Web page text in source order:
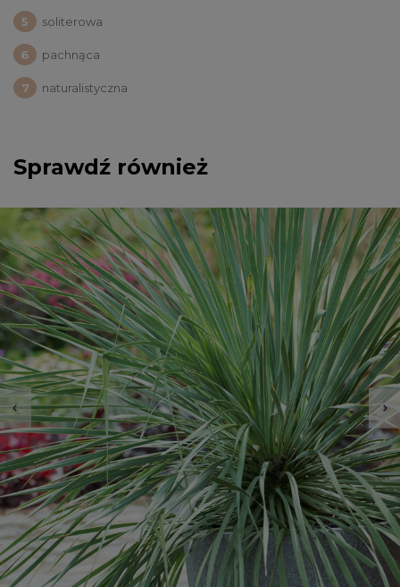
soliterowa
pachnąca
naturalistyczna
Sprawdź również